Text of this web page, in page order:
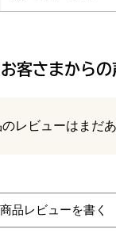
客さまからの
のレビューはまだ
商品レビューを書く